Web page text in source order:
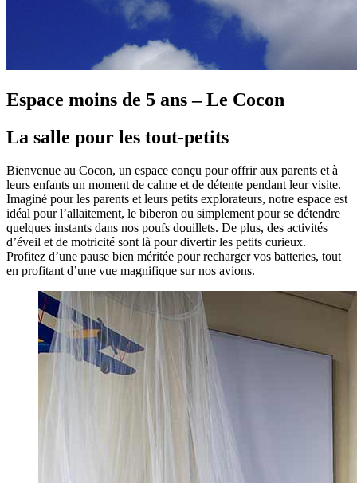
Espace moins de 5 ans – Le Cocon
La salle pour les tout-petits
Bienvenue au Cocon, un espace conçu pour offrir aux parents et à
leurs enfants un moment de calme et de détente pendant leur visite.
Imaginé pour les parents et leurs petits explorateurs, notre espace est
idéal pour l’allaitement, le biberon ou simplement pour se détendre
quelques instants dans nos poufs douillets. De plus, des activités
d’éveil et de motricité sont là pour divertir les petits curieux.
Profitez d’une pause bien méritée pour recharger vos batteries, tout
en profitant d’une vue magnifique sur nos avions.